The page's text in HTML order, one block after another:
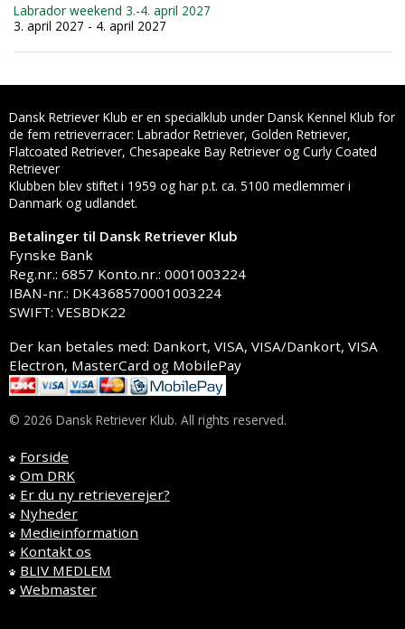
Labrador weekend 3.-4. april 2027
3. april 2027 - 4. april 2027
Dansk Retriever Klub er en specialklub under Dansk Kennel Klub for
de fem retrieverracer: Labrador Retriever, Golden Retriever,
Flatcoated Retriever, Chesapeake Bay Retriever og Curly Coated
Retriever
Klubben blev stiftet i 1959 og har p.t. ca. 5100 medlemmer i
Danmark og udlandet.
Betalinger til Dansk Retriever Klub
Fynske Bank
Reg.nr.: 6857 Konto.nr.: 0001003224
IBAN-nr.: DK4368570001003224
SWIFT: VESBDK22
Der kan betales med: Dankort, VISA, VISA/Dankort, VISA
Electron, MasterCard og MobilePay
© 2026 Dansk Retriever Klub. All rights reserved.
Forside
Om DRK
Er du ny retrieverejer?
Nyheder
Medieinformation
Kontakt os
BLIV MEDLEM
Webmaster